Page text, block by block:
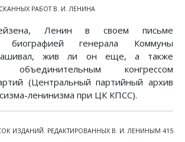
РАБОТ В. И. ЛЕНИНА
Ленин в своем письме
биографией генерала Коммуны
жив ли он еще, а также
объединительным конгрессом
(Центральный партийный архив
ленинизма при ЦК КПСС).
ИЗДАНИЙ. РЕДАКТИРОВАННЫХ В. И. ЛЕНИНЫМ 415